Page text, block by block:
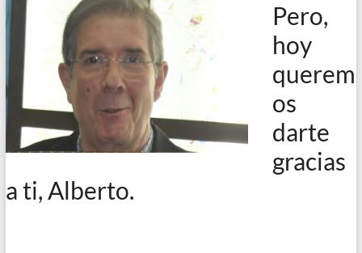
Pero,
hoy
querem
os
darte
gracias
a ti, Alberto.